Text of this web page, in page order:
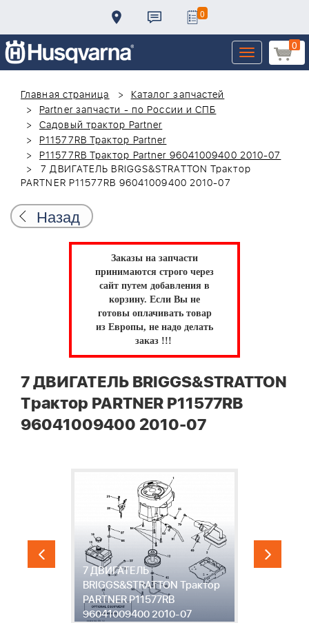
0
0
Toggle
navigation
Главная страница
Каталог запчастей
Partner запчасти - по России и СПБ
Садовый трактор Partner
P11577RB Трактор Partner
P11577RB Трактор Partner 96041009400 2010-07
7 ДВИГАТЕЛЬ BRIGGS&STRATTON Трактор
PARTNER P11577RB 96041009400 2010-07
Назад
Заказы на запчасти
принимаются строго через
сайт путем добавления в
корзину. Если Вы не
готовы оплачивать товар
из Европы, не надо делать
заказ !!!
7 ДВИГАТЕЛЬ BRIGGS&STRATTON
Трактор PARTNER P11577RB
96041009400 2010-07
7 ДВИГАТЕЛЬ
BRIGGS&STRATTON Трактор
PARTNER P11577RB
96041009400 2010-07